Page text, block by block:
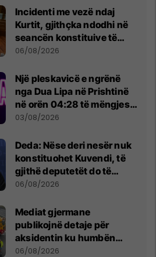
Incidenti me vezë ndaj
Kurtit, gjithçka ndodhi në
seancën konstituive të
Kuvendit
06/08/2026
Një pleskavicë e ngrënë
nga Dua Lipa në Prishtinë
në orën 04:28 të mëngjesit
- dhe bota digjitale serbe
03/08/2026
Deda: Nëse deri nesër nuk
konstituohet Kuvendi, të
gjithë deputetët do të
bëjnë shkelje të rëndë
06/08/2026
Mediat gjermane
publikojnë detaje për
aksidentin ku humbën
jetën tre mërgimtarë nga
06/08/2026